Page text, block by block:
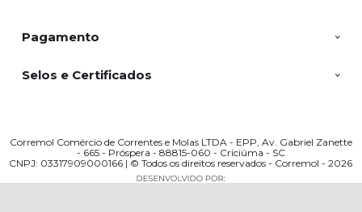
Pagamento
Selos e Certificados
Corremol Comércio de Correntes e Molas LTDA - EPP, Av. Gabriel Zanette
- 665 - Próspera - 88815-060 - Criciúma - SC
CNPJ: 03317909000166 | © Todos os direitos reservados - Corremol - 2026